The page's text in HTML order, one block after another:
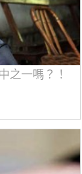
之一嗎？！